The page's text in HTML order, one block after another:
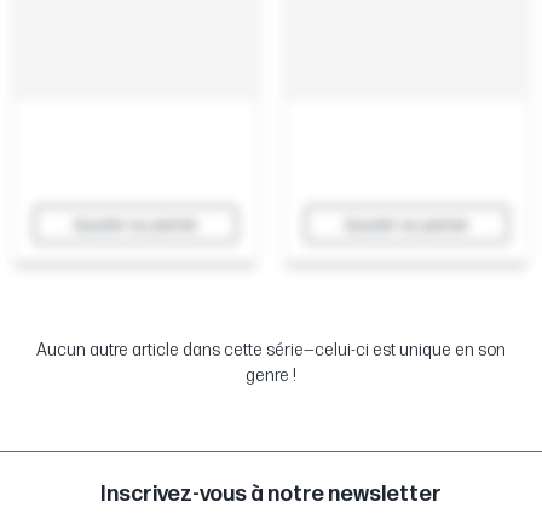
Aucun autre article dans cette série—celui-ci est unique en son
genre !
Inscrivez-vous à notre newsletter